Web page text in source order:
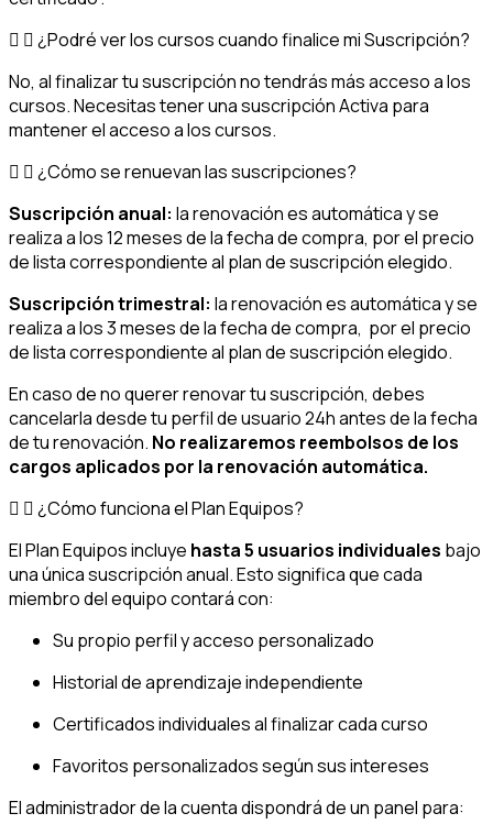
¿Podré ver los cursos cuando finalice mi Suscripción?
No, al finalizar tu suscripción no tendrás más acceso a los
cursos. Necesitas tener una suscripción Activa para
mantener el acceso a los cursos.
¿Cómo se renuevan las suscripciones?
Suscripción anual: la renovación es automática y se
realiza a los 12 meses de la fecha de compra, por el precio
de lista correspondiente al plan de suscripción elegido.
Suscripción trimestral: la renovación es automática y se
realiza a los 3 meses de la fecha de compra, por el precio
de lista correspondiente al plan de suscripción elegido.
En caso de no querer renovar tu suscripción, debes
cancelarla desde tu perfil de usuario 24h antes de la fecha
de tu renovación. No realizaremos reembolsos de los
cargos aplicados por la renovación automática.
¿Cómo funciona el Plan Equipos?
El Plan Equipos incluye hasta 5 usuarios individuales bajo
una única suscripción anual. Esto significa que cada
miembro del equipo contará con:
Su propio perfil y acceso personalizado
Historial de aprendizaje independiente
Certificados individuales al finalizar cada curso
Favoritos personalizados según sus intereses
El administrador de la cuenta dispondrá de un panel para: